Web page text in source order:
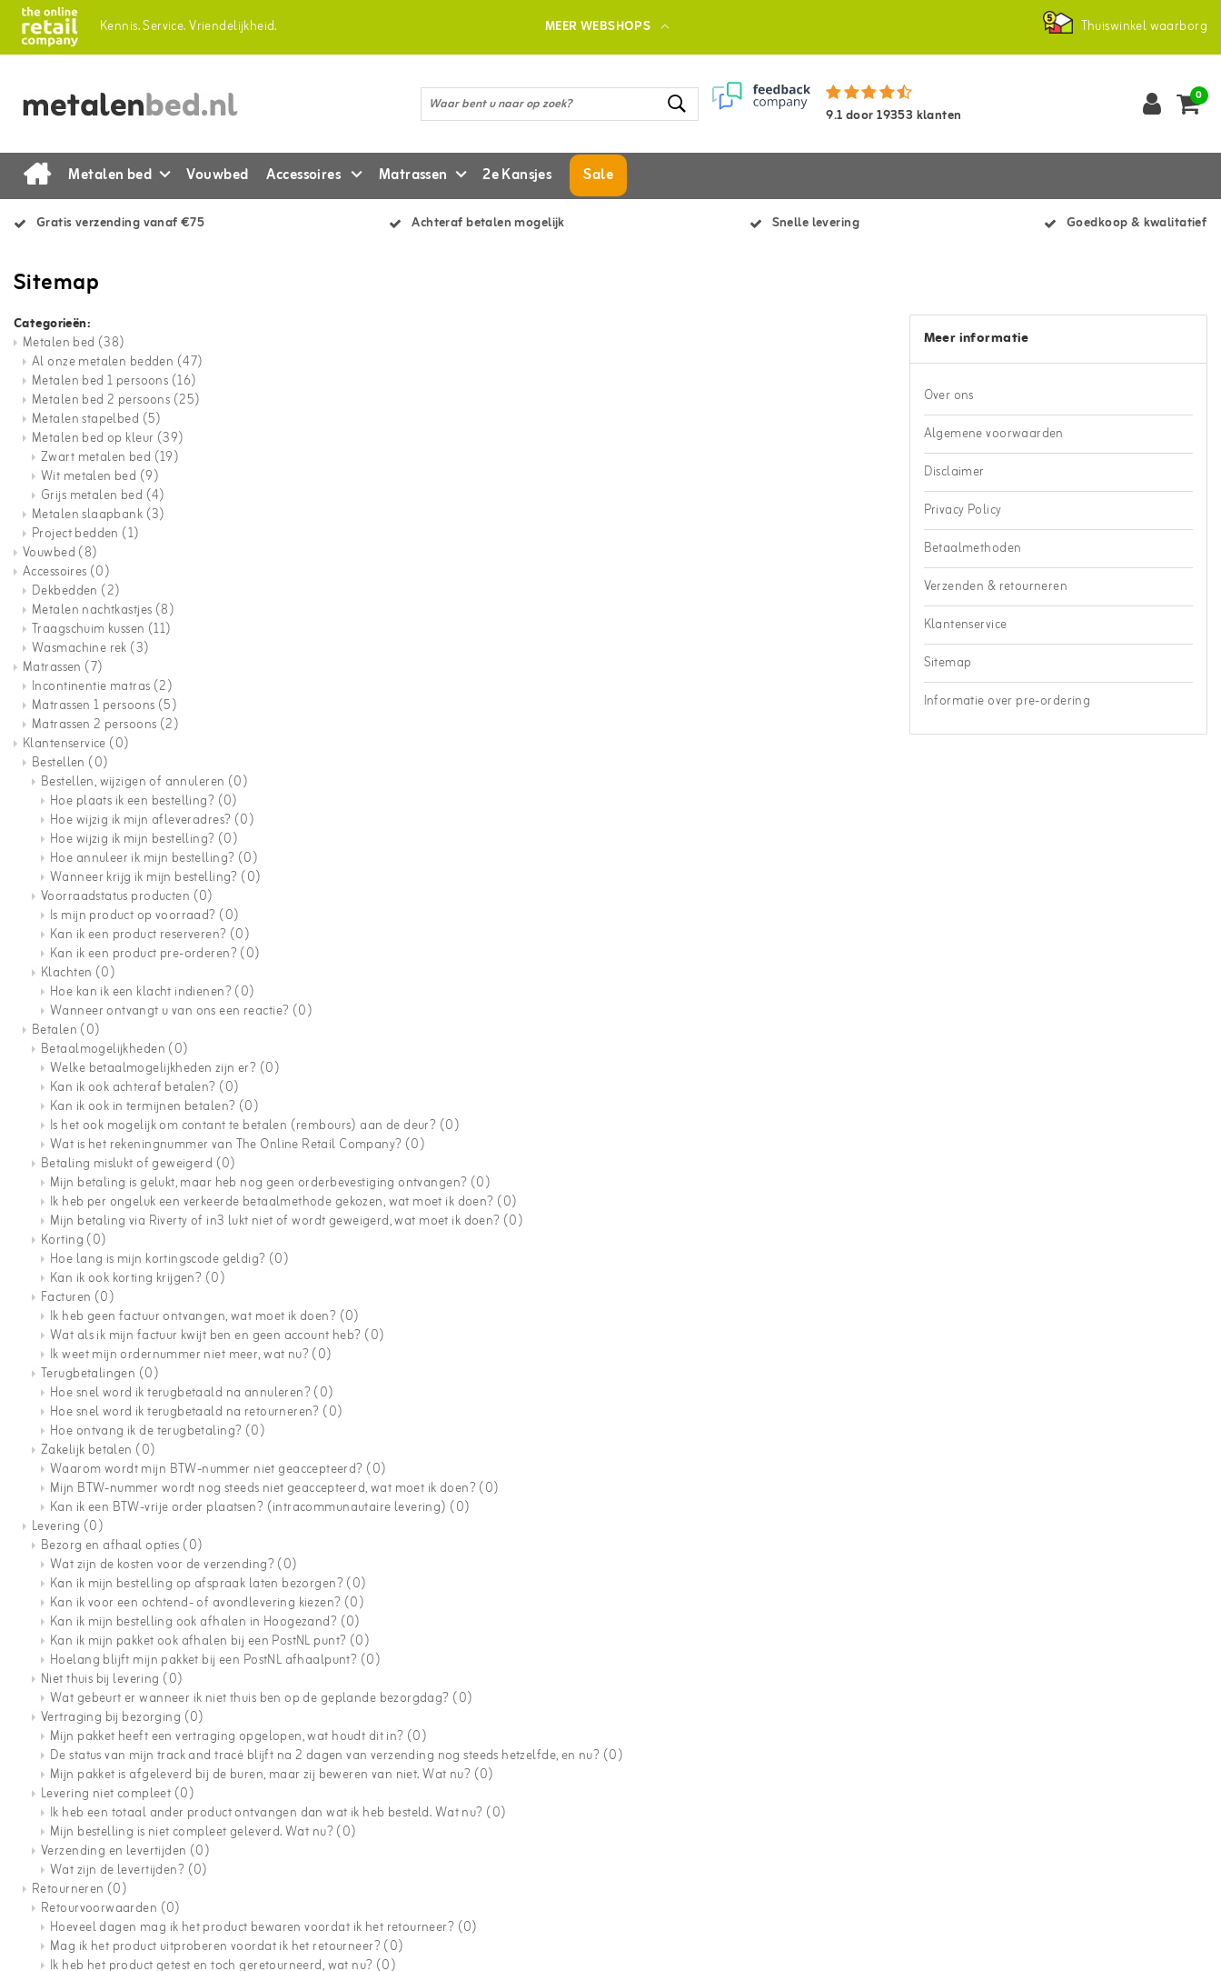
Kennis.Service.Vriendelijkheid. MEER WEBSHOPS Thuiswinkel waarborg
9.1door19353 klanten
0
Metalen bed Vouwbed Accessoires Matrassen 2e Kansjes Sale
Gratis verzending vanaf €75 Achteraf betalen mogelijk Snelle levering Goedkoop & kwalitatief
Sitemap
Categorieën:
Metalen bed (38)
Al onze metalen bedden (47)
Metalen bed 1 persoons (16)
Metalen bed 2 persoons (25)
Metalen stapelbed (5)
Metalen bed op kleur (39)
Zwart metalen bed (19)
Wit metalen bed (9)
Grijs metalen bed (4)
Metalen slaapbank (3)
Project bedden (1)
Vouwbed (8)
Accessoires (0)
Dekbedden (2)
Metalen nachtkastjes (8)
Traagschuim kussen (11)
Wasmachine rek (3)
Matrassen (7)
Incontinentie matras (2)
Matrassen 1 persoons (5)
Matrassen 2 persoons (2)
Klantenservice (0)
Bestellen (0)
Bestellen, wijzigen of annuleren (0)
Hoe plaats ik een bestelling? (0)
Hoe wijzig ik mijn afleveradres? (0)
Hoe wijzig ik mijn bestelling? (0)
Hoe annuleer ik mijn bestelling? (0)
Wanneer krijg ik mijn bestelling? (0)
Voorraadstatus producten (0)
Is mijn product op voorraad? (0)
Kan ik een product reserveren? (0)
Kan ik een product pre-orderen? (0)
Klachten (0)
Hoe kan ik een klacht indienen? (0)
Wanneer ontvangt u van ons een reactie? (0)
Betalen (0)
Betaalmogelijkheden (0)
Welke betaalmogelijkheden zijn er? (0)
Kan ik ook achteraf betalen? (0)
Kan ik ook in termijnen betalen? (0)
Is het ook mogelijk om contant te betalen (rembours) aan de deur? (0)
Wat is het rekeningnummer van The Online Retail Company? (0)
Betaling mislukt of geweigerd (0)
Mijn betaling is gelukt, maar heb nog geen orderbevestiging ontvangen? (0)
Ik heb per ongeluk een verkeerde betaalmethode gekozen, wat moet ik doen? (0)
Mijn betaling via Riverty of in3 lukt niet of wordt geweigerd, wat moet ik doen? (0)
Korting (0)
Hoe lang is mijn kortingscode geldig? (0)
Kan ik ook korting krijgen? (0)
Facturen (0)
Ik heb geen factuur ontvangen, wat moet ik doen? (0)
Wat als ik mijn factuur kwijt ben en geen account heb? (0)
Ik weet mijn ordernummer niet meer, wat nu? (0)
Terugbetalingen (0)
Hoe snel word ik terugbetaald na annuleren? (0)
Hoe snel word ik terugbetaald na retourneren? (0)
Hoe ontvang ik de terugbetaling? (0)
Zakelijk betalen (0)
Waarom wordt mijn BTW-nummer niet geaccepteerd? (0)
Mijn BTW-nummer wordt nog steeds niet geaccepteerd, wat moet ik doen? (0)
Kan ik een BTW-vrije order plaatsen? (intracommunautaire levering) (0)
Levering (0)
Bezorg en afhaal opties (0)
Wat zijn de kosten voor de verzending? (0)
Kan ik mijn bestelling op afspraak laten bezorgen? (0)
Kan ik voor een ochtend- of avondlevering kiezen? (0)
Kan ik mijn bestelling ook afhalen in Hoogezand? (0)
Kan ik mijn pakket ook afhalen bij een PostNL punt? (0)
Hoelang blijft mijn pakket bij een PostNL afhaalpunt? (0)
Niet thuis bij levering (0)
Wat gebeurt er wanneer ik niet thuis ben op de geplande bezorgdag? (0)
Vertraging bij bezorging (0)
Mijn pakket heeft een vertraging opgelopen, wat houdt dit in? (0)
De status van mijn track and tracé blijft na 2 dagen van verzending nog steeds hetzelfde, en nu? (0)
Mijn pakket is afgeleverd bij de buren, maar zij beweren van niet. Wat nu? (0)
Levering niet compleet (0)
Ik heb een totaal ander product ontvangen dan wat ik heb besteld. Wat nu? (0)
Mijn bestelling is niet compleet geleverd. Wat nu? (0)
Verzending en levertijden (0)
Wat zijn de levertijden? (0)
Retourneren (0)
Retourvoorwaarden (0)
Hoeveel dagen mag ik het product bewaren voordat ik het retourneer? (0)
Mag ik het product uitproberen voordat ik het retourneer? (0)
Ik heb het product getest en toch geretourneerd, wat nu? (0)
Meer informatie
Over ons
Algemene voorwaarden
Disclaimer
Privacy Policy
Betaalmethoden
Verzenden & retourneren
Klantenservice
Sitemap
Informatie over pre-ordering